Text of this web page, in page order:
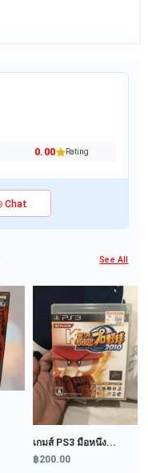
0.00 Rating
Chat
See All
เกมส์ PS3 มือหนึ่ง...
฿200.00